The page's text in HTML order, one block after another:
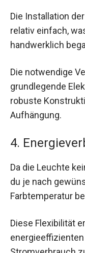
Die Installation
relativ einfach,
handwerklich
Die notwendige
grundlegende
robuste
Aufhängung.
4.
Da die Leuchte
du je nach
Farbtemperatur
Diese Flexibilität
energieeffizienten